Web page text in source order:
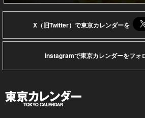
X（旧Twitter）で東京カレンダーを
Instagramで東京カレンダーをフォ